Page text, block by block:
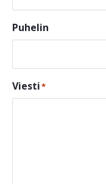
Puhelin
Viesti*